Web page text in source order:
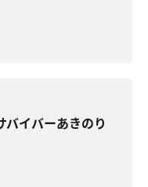
バイバーあきのり